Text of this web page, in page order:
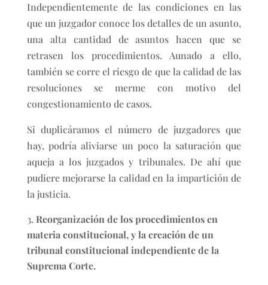
Independientemente de las condiciones en las
que un juzgador conoce los detalles de un asunto,
una alta cantidad de asuntos hacen que se
retrasen los procedimientos. Aunado a ello,
también se corre el riesgo de que la calidad de las
resoluciones se merme con motivo del
congestionamiento de casos.
Si duplicáramos el número de juzgadores que
hay, podría aliviarse un poco la saturación que
aqueja a los juzgados y tribunales. De ahí que
pudiere mejorarse la calidad en la impartición de
la justicia.
Reorganización de los procedimientos en
materia constitucional, y la creación de un
tribunal constitucional independiente de la
Suprema Corte.